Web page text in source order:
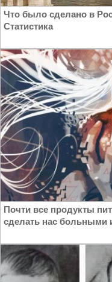
Что было сделано в
Статистика
Почти все продукты
сделать нас больными